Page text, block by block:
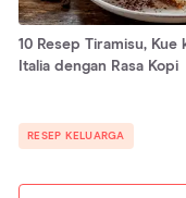
10 Resep Tiramisu, Kue
Italia dengan Rasa Kopi
RESEP KELUARGA